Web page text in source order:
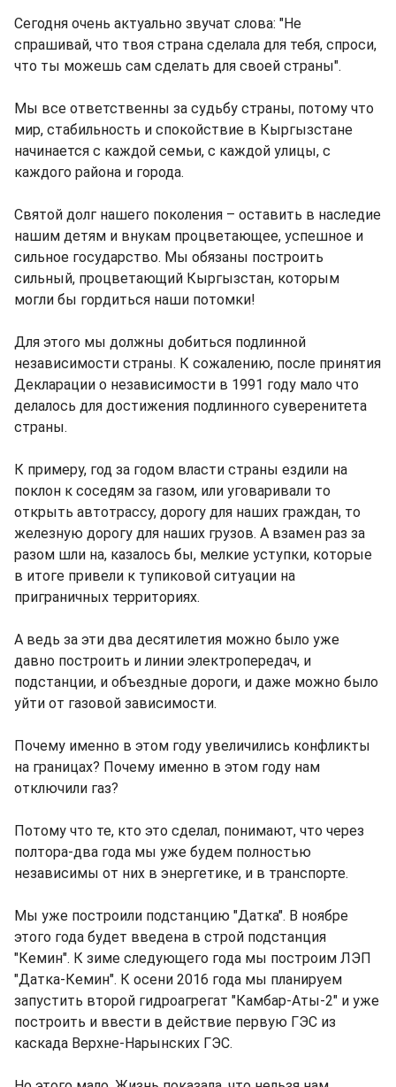
Сегодня очень актуально звучат слова: "Не
спрашивай, что твоя страна сделала для тебя, спроси,
что ты можешь сам сделать для своей страны".
Мы все ответственны за судьбу страны, потому что
мир, стабильность и спокойствие в Кыргызстане
начинается с каждой семьи, с каждой улицы, с
каждого района и города.
Святой долг нашего поколения – оставить в наследие
нашим детям и внукам процветающее, успешное и
сильное государство. Мы обязаны построить
сильный, процветающий Кыргызстан, которым
могли бы гордиться наши потомки!
Для этого мы должны добиться подлинной
независимости страны. К сожалению, после принятия
Декларации о независимости в 1991 году мало что
делалось для достижения подлинного суверенитета
страны.
К примеру, год за годом власти страны ездили на
поклон к соседям за газом, или уговаривали то
открыть автотрассу, дорогу для наших граждан, то
железную дорогу для наших грузов. А взамен раз за
разом шли на, казалось бы, мелкие уступки, которые
в итоге привели к тупиковой ситуации на
приграничных территориях.
А ведь за эти два десятилетия можно было уже
давно построить и линии электропередач, и
подстанции, и объездные дороги, и даже можно было
уйти от газовой зависимости.
Почему именно в этом году увеличились конфликты
на границах? Почему именно в этом году нам
отключили газ?
Потому что те, кто это сделал, понимают, что через
полтора-два года мы уже будем полностью
независимы от них в энергетике, и в транспорте.
Мы уже построили подстанцию "Датка". В ноябре
этого года будет введена в строй подстанция
"Кемин". К зиме следующего года мы построим ЛЭП
"Датка-Кемин". К осени 2016 года мы планируем
запустить второй гидроагрегат "Камбар-Аты-2" и уже
построить и ввести в действие первую ГЭС из
каскада Верхне-Нарынских ГЭС.